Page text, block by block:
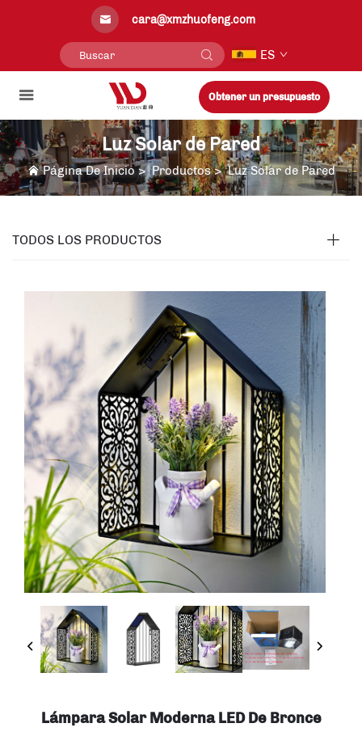
cara@xmzhuofeng.com
ES
Obtener un presupuesto
Luz Solar de Pared
Página De Inicio>Productos>Luz Solar de Pared
TODOS LOS PRODUCTOS
Lámpara Solar Moderna LED De Bronce